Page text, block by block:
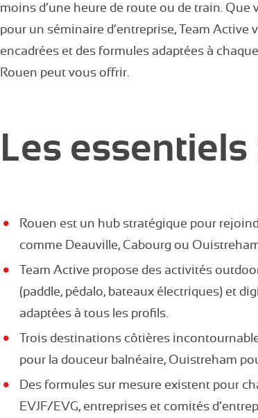
moins d’une heure de route ou de train.
pour un séminaire d’entreprise, Team
encadrées et des formules adaptées à
Rouen peut vous offrir.
Les essentiels
Rouen est un hub stratégique pour
comme Deauville, Cabourg ou
Team Active propose des activités
(paddle, pédalo, bateaux électriques) et
adaptées à tous les profils.
Trois destinations côtières
pour la douceur balnéaire, Ouistreham
Des formules sur mesure existent pour
EVJF/EVG, entreprises et comités